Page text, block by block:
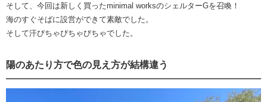
そして、今回は新しく買ったminimal worksのシェルターGを召喚！
海のすぐそばに設営ができて素敵でした。
そして汗びちゃびちゃびちゃでした。
陽のあたり方で色の見え方が結構違う